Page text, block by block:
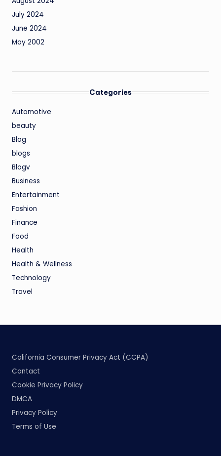
July 2024
June 2024
May 2002
Categories
Automotive
beauty
Blog
blogs
Blogv
Business
Entertainment
Fashion
Finance
Food
Health
Health & Wellness
Technology
Travel
California Consumer Privacy Act (CCPA)
Contact
Cookie Privacy Policy
DMCA
Privacy Policy
Terms of Use